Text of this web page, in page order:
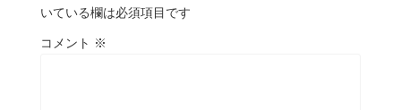
いている欄は必須項目です
コメント ※